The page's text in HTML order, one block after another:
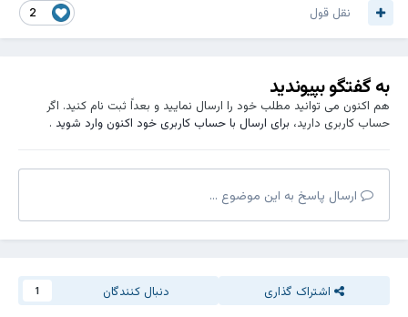
2 نقل قول
به گفتگو بپیوندید
هم اکنون می توانید مطلب خود را ارسال نمایید و بعداً ثبت نام کنید. اگر
حساب کاربری دارید، برای ارسال با حساب کاربری خود اکنون وارد شوید.
ارسال پاسخ به این موضوع ...
اشتراک گذاری دنبال کنندگان